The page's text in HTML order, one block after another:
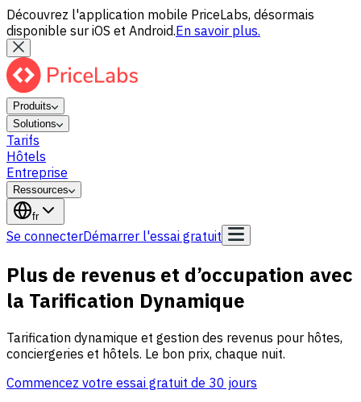
Découvrez l'application mobile PriceLabs, désormais
disponible sur iOS et Android.En savoir plus.
Produits
Solutions
Tarifs
Hôtels
Entreprise
Ressources
fr
Se connecterDémarrer l'essai gratuit
Plus de revenus et d’occupation avec
la Tarification Dynamique
Tarification dynamique et gestion des revenus pour hôtes,
conciergeries et hôtels. Le bon prix, chaque nuit.
Commencez votre essai gratuit de 30 jours